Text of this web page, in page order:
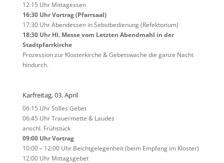
12:15 Uhr Mittagessen
16:30 Uhr Vortrag (Pfarrsaal)
17:30 Uhr Abendessen in Sebstbedienung (Refektorium)
18:30 Uhr Hl. Messe vom Letzten Abendmahl in der
Stadtpfarrkirche
Prozession zur Klosterkirche & Gebetswache die ganze Nacht
hindurch.
Karfreitag, 03. April
06:15 Uhr Stilles Gebet
06:45 Uhr Trauermette & Laudes
anschl. Frühstück
09:00 Uhr Vortrag
10:00 – 12:00 Uhr Beichtgelegenheit (beim Empfang im Kloster)
12:00 Uhr Mittagsgebet